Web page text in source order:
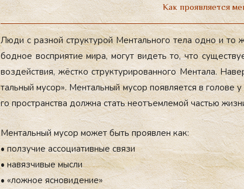
Как проявляется
Лю­ди с раз­ной струк­ту­рой Мен­таль­но­го те­ла од­но и
бод­ное вос­при­ятие ми­ра, мо­гут ви­деть то, что
воз­дей­ствия, жёс­тко струк­ту­риро­ван­но­го Мен­та­ла.
таль­ный му­сор». Мен­таль­ный му­сор по­яв­ля­ет­ся в го­лове
го прос­транс­тва дол­жна стать не­отъ­ем­ле­мой частью
Мен­таль­ный му­сор мо­жет быть про­яв­лен как:
• пол­зу­чие ас­со­ци­атив­ные свя­зи
• на­вяз­чи­вые мыс­ли
• «лож­ное яс­но­виде­ние»